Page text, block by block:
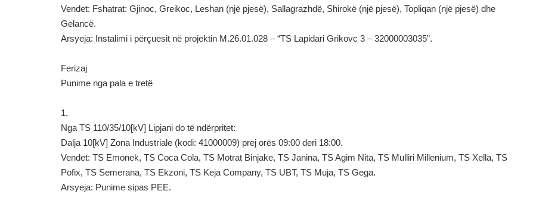
Vendet: Fshatrat: Gjinoc, Greikoc, Leshan (një pjesë), Sallagrazhdë, Shirokë (një pjesë), Topliqan (një pjesë) dhe
Gelancë.
Arsyeja: Instalimi i përçuesit në projektin M.26.01.028 – “TS Lapidari Grikovc 3 – 32000003035”.
Ferizaj
Punime nga pala e tretë
1.
Nga TS 110/35/10[kV] Lipjani do të ndërpritet:
Dalja 10[kV] Zona Industriale (kodi: 41000009) prej orës 09:00 deri 18:00.
Vendet: TS Emonek, TS Coca Cola, TS Motrat Binjake, TS Janina, TS Agim Nita, TS Mulliri Millenium, TS Xella, TS
Pofix, TS Semerana, TS Ekzoni, TS Keja Company, TS UBT, TS Muja, TS Gega.
Arsyeja: Punime sipas PEE.